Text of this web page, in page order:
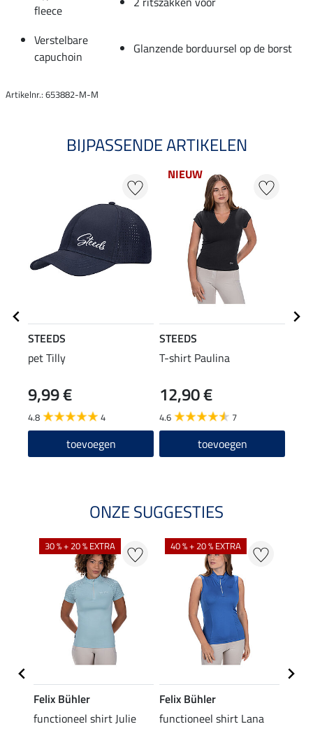
fleece
Verstelbare
capuchoin
Glanzende borduursel op de borst
Artikelnr.: 653882-M-M
BIJPASSENDE ARTIKELEN
STEEDS
pet Tilly
9,99 €
4.8 4
toevoegen
NIEUW
STEEDS
T-shirt Paulina
12,90 €
4.6 7
toevoegen
ONZE SUGGESTIES
30 % + 20 % EXTRA
Felix Bühler
functioneel shirt Julie
40 % + 20 % EXTRA
Felix Bühler
functioneel shirt Lana